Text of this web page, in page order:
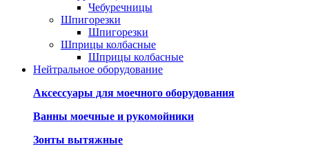
Чебуречницы
Шпигорезки
Шпигорезки
Шприцы колбасные
Шприцы колбасные
Нейтральное оборудование
Аксессуары для моечного оборудования
Ванны моечные и рукомойники
Зонты вытяжные